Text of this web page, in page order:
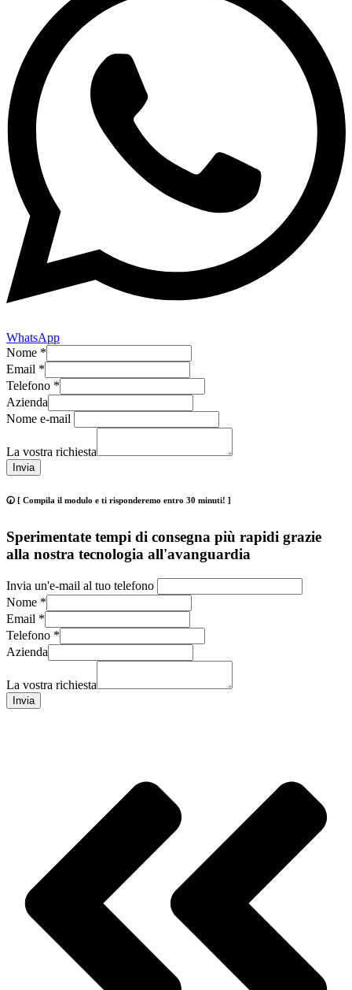
WhatsApp
Nome *
Email *
Telefono *
Azienda
Nome e-mail
La vostra richiesta
Invia
🕢 [ Compila il modulo e ti risponderemo entro 30 minuti! ]
Sperimentate tempi di consegna più rapidi grazie
alla nostra tecnologia all'avanguardia
Invia un'e-mail al tuo telefono
Nome *
Email *
Telefono *
Azienda
La vostra richiesta
Invia